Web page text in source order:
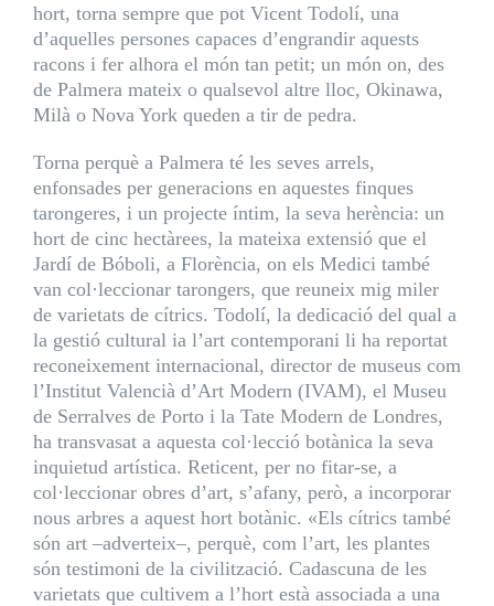
hort, torna sempre que pot Vicent Todolí, una
d’aquelles persones capaces d’engrandir aquests
racons i fer alhora el món tan petit; un món on, des
de Palmera mateix o qualsevol altre lloc, Okinawa,
Milà o Nova York queden a tir de pedra.
Torna perquè a Palmera té les seves arrels,
enfonsades per generacions en aquestes finques
tarongeres, i un projecte íntim, la seva herència: un
hort de cinc hectàrees, la mateixa extensió que el
Jardí de Bóboli, a Florència, on els Medici també
van col·leccionar tarongers, que reuneix mig miler
de varietats de cítrics. Todolí, la dedicació del qual a
la gestió cultural ia l’art contemporani li ha reportat
reconeixement internacional, director de museus com
l’Institut Valencià d’Art Modern (IVAM), el Museu
de Serralves de Porto i la Tate Modern de Londres,
ha transvasat a aquesta col·lecció botànica la seva
inquietud artística. Reticent, per no fitar-se, a
col·leccionar obres d’art, s’afany, però, a incorporar
nous arbres a aquest hort botànic. «Els cítrics també
són art –adverteix–, perquè, com l’art, les plantes
són testimoni de la civilització. Cadascuna de les
varietats que cultivem a l’hort està associada a una